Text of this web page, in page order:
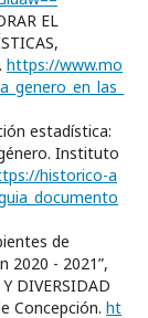
EL
https://www.mo
estadística:
Instituto
historico-a
de
2020 - 2021”,
DIVERSIDAD
Concepción. ht